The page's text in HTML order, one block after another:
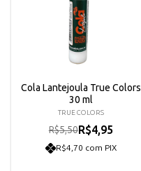
Cola Lantejoula True Colors
30 ml
TRUE COLORS
R$5,50R$4,95
R$4,70 com PIX